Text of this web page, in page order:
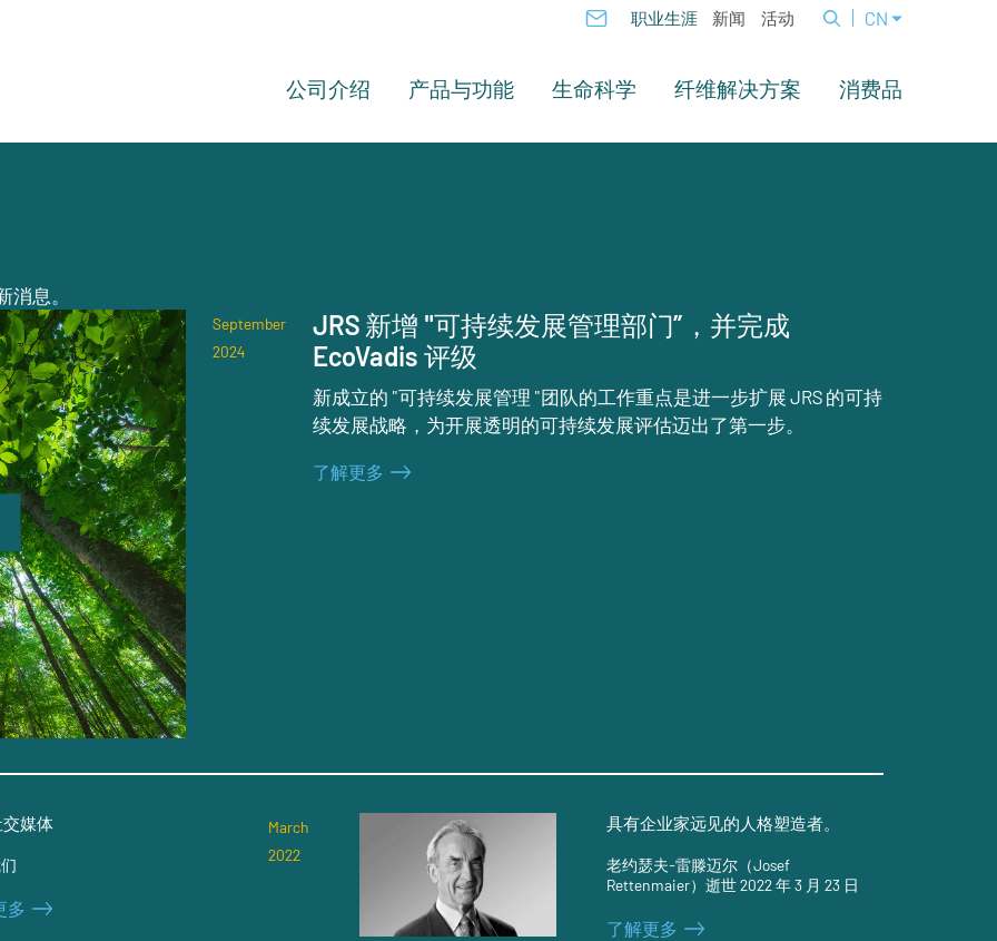
CN
职业生涯 新闻 活动
公司介绍 产品与功能 生命科学 纤维解决方案 消费品
息。
September
2024
JRS 新增 "可持续发展管理部门”，并完成
EcoVadis 评级
新成立的 "可持续发展管理 "团队的工作重点是进一步扩展 JRS 的可持
续发展战略，为开展透明的可持续发展评估迈出了第一步。
了解更多
交媒体
多
March
2022
具有企业家远见的人格塑造者。
老约瑟夫-雷滕迈尔（Josef
Rettenmaier）逝世 2022 年 3 月 23 日
了解更多